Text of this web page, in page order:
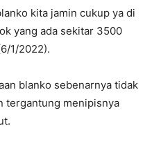
kita jamin cukup ya di
yang ada sekitar 3500
1/2022).
blanko sebenarnya tidak
tergantung menipisnya